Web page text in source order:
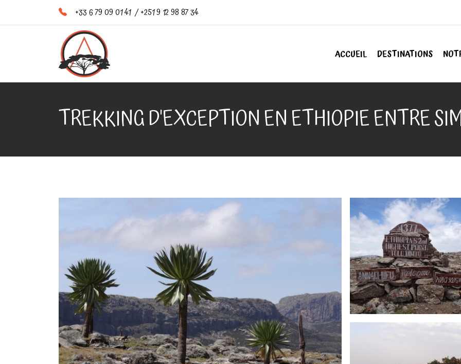
+33 6 79 09 01 41 /+251 9 12 98 87 34
ACCUEIL DESTINATIONS
TREKKING D'EXCEPTION EN ETHIOPIE ENTRE